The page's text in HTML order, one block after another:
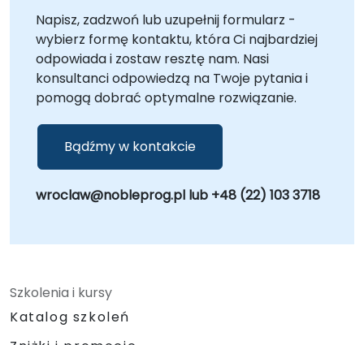
Napisz, zadzwoń lub uzupełnij formularz -
wybierz formę kontaktu, która Ci najbardziej
odpowiada i zostaw resztę nam. Nasi
konsultanci odpowiedzą na Twoje pytania i
pomogą dobrać optymalne rozwiązanie.
Bądźmy w kontakcie
wroclaw@nobleprog.pl lub +48 (22) 103 3718
Szkolenia i kursy
Katalog szkoleń